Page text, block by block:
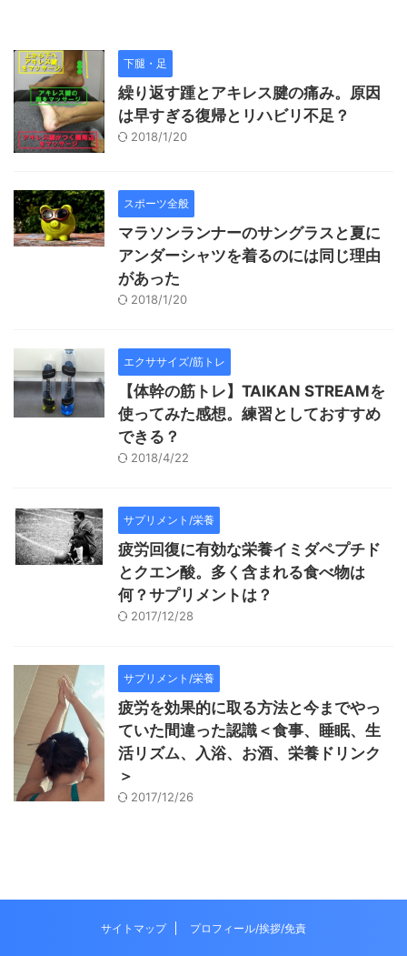
下腿・足
繰り返す踵とアキレス腱の痛み。原因
は早すぎる復帰とリハビリ不足？
2018/1/20
スポーツ全般
マラソンランナーのサングラスと夏に
アンダーシャツを着るのには同じ理由
があった
2018/1/20
エクササイズ/筋トレ
【体幹の筋トレ】TAIKAN STREAMを
使ってみた感想。練習としておすすめ
できる？
2018/4/22
サプリメント/栄養
疲労回復に有効な栄養イミダペプチド
とクエン酸。多く含まれる食べ物は
何？サプリメントは？
2017/12/28
サプリメント/栄養
疲労を効果的に取る方法と今までやっ
ていた間違った認識＜食事、睡眠、生
活リズム、入浴、お酒、栄養ドリンク
＞
2017/12/26
サイトマップ プロフィール/挨拶/免責